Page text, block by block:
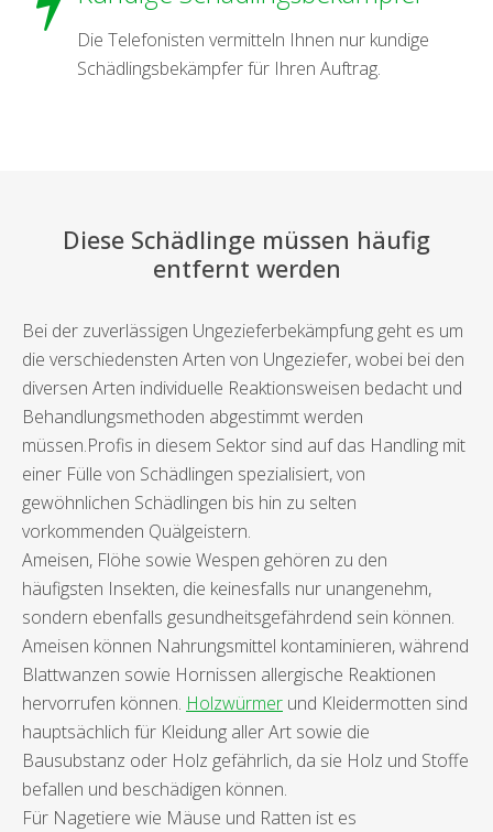
Die Telefonisten vermitteln Ihnen nur kundige
Schädlingsbekämpfer für Ihren Auftrag.
Diese Schädlinge müssen häufig
entfernt werden
Bei der zuverlässigen Ungezieferbekämpfung geht es um
die verschiedensten Arten von Ungeziefer, wobei bei den
diversen Arten individuelle Reaktionsweisen bedacht und
Behandlungsmethoden abgestimmt werden
müssen.Profis in diesem Sektor sind auf das Handling mit
einer Fülle von Schädlingen spezialisiert, von
gewöhnlichen Schädlingen bis hin zu selten
vorkommenden Quälgeistern.
Ameisen, Flöhe sowie Wespen gehören zu den
häufigsten Insekten, die keinesfalls nur unangenehm,
sondern ebenfalls gesundheitsgefährdend sein können.
Ameisen können Nahrungsmittel kontaminieren, während
Blattwanzen sowie Hornissen allergische Reaktionen
hervorrufen können. Holzwürmer und Kleidermotten sind
hauptsächlich für Kleidung aller Art sowie die
Bausubstanz oder Holz gefährlich, da sie Holz und Stoffe
befallen und beschädigen können.
Für Nagetiere wie Mäuse und Ratten ist es